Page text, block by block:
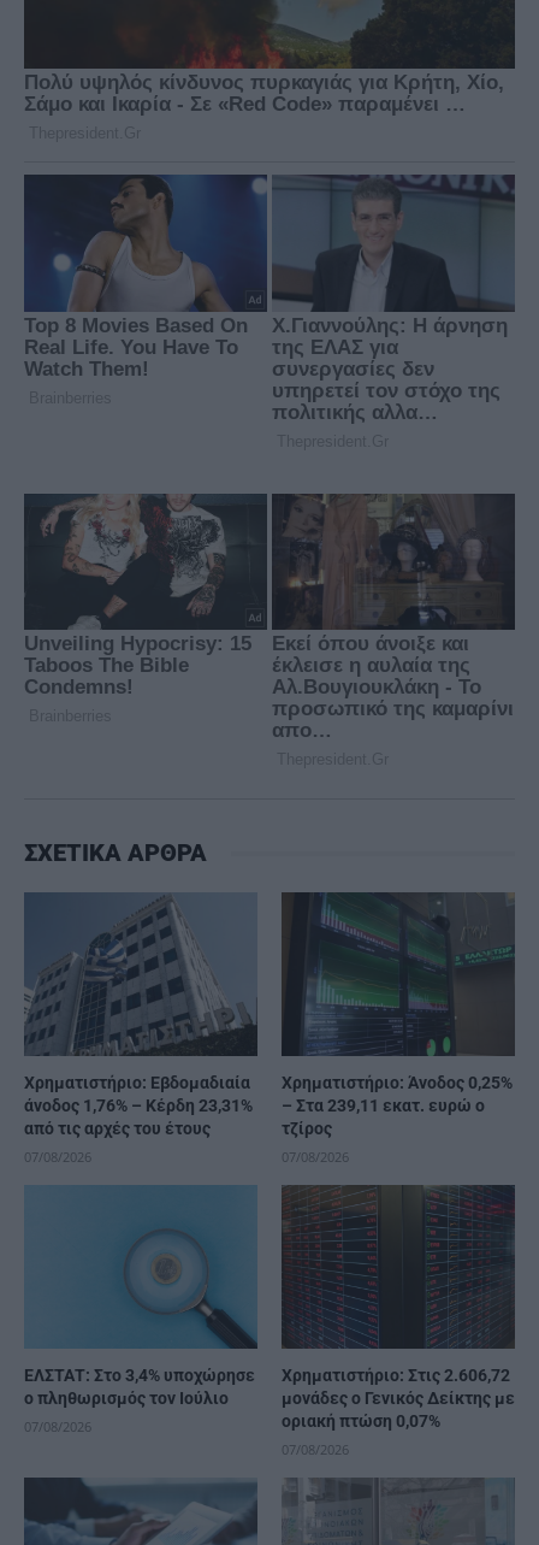
ΣΧΕΤΙΚΑ ΑΡΘΡΑ
Χρηματιστήριο: Εβδομαδιαία
άνοδος 1,76% – Κέρδη 23,31%
από τις αρχές του έτους
07/08/2026
Χρηματιστήριο: Άνοδος 0,25%
– Στα 239,11 εκατ. ευρώ ο
τζίρος
07/08/2026
ΕΛΣΤΑΤ: Στο 3,4% υποχώρησε
ο πληθωρισμός τον Ιούλιο
07/08/2026
Χρηματιστήριο: Στις 2.606,72
μονάδες ο Γενικός Δείκτης με
οριακή πτώση 0,07%
07/08/2026